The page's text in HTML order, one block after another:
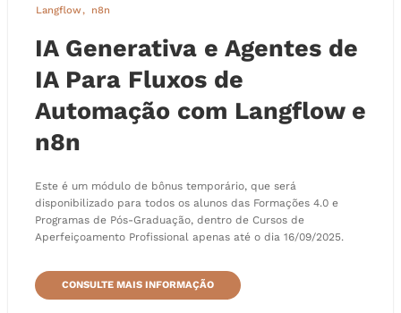
Langflow
n8n
IA Generativa e Agentes de
IA Para Fluxos de
Automação com Langflow e
n8n
Este é um módulo de bônus temporário, que será
disponibilizado para todos os alunos das Formações 4.0 e
Programas de Pós-Graduação, dentro de Cursos de
Aperfeiçoamento Profissional apenas até o dia 16/09/2025.
CONSULTE MAIS INFORMAÇÃO